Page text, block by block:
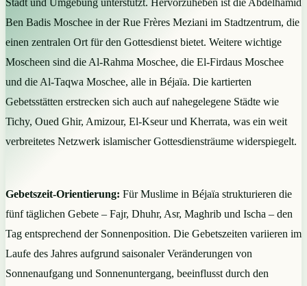
Ben Badis Moschee in der Rue Frères Meziani im Stadtzentrum, die
einen zentralen Ort für den Gottesdienst bietet. Weitere wichtige
Moscheen sind die Al-Rahma Moschee, die El-Firdaus Moschee
und die Al-Taqwa Moschee, alle in Béjaïa. Die kartierten
Gebetsstätten erstrecken sich auch auf nahegelegene Städte wie
Tichy, Oued Ghir, Amizour, El-Kseur und Kherrata, was ein weit
verbreitetes Netzwerk islamischer Gottesdiensträume widerspiegelt.
Gebetszeit-Orientierung: Für Muslime in Béjaïa strukturieren die
fünf täglichen Gebete – Fajr, Dhuhr, Asr, Maghrib und Ischa – den
Tag entsprechend der Sonnenposition. Die Gebetszeiten variieren im
Laufe des Jahres aufgrund saisonaler Veränderungen von
Sonnenaufgang und Sonnenuntergang, beeinflusst durch den